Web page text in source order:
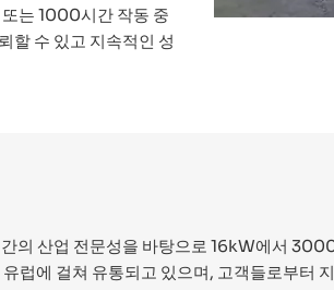
는 1000시간 작동 중
할 수 있고 지속적인 성
의 산업 전문성을 바탕으로 16kW에서
럽에 걸쳐 유통되고 있으며, 고객들로부터